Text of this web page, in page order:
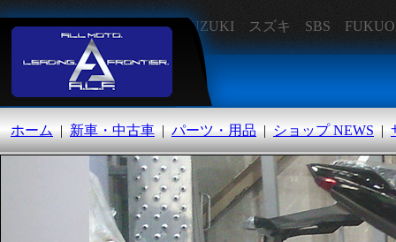
オートランド福岡
SUZUKI スズキ SBS
ホーム | 新車・中古車 | パーツ・用品 | ショップ NEWS |